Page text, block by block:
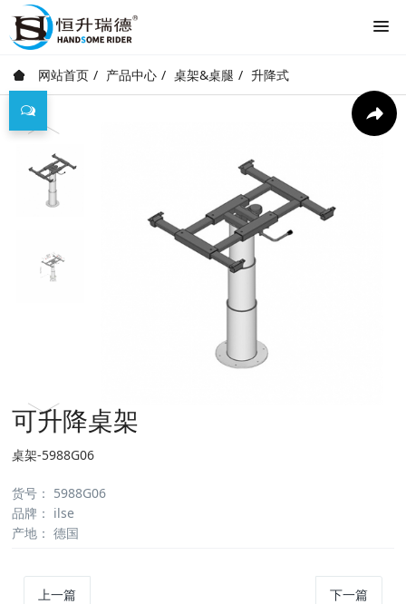
网站首页 产品中心 桌架&桌腿 升降式
可升降桌架
桌架-5988G06
货号 ： 5988G06
品牌 ： ilse
产地 ： 德国
上一篇 下一篇